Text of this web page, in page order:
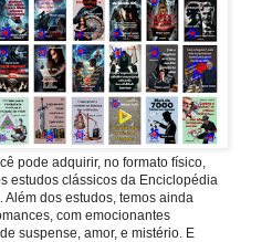
pode adquirir, no formato físico,
estudos clássicos da Enciclopédia
Além dos estudos, temos ainda
com emocionantes
suspense, amor, e mistério. E